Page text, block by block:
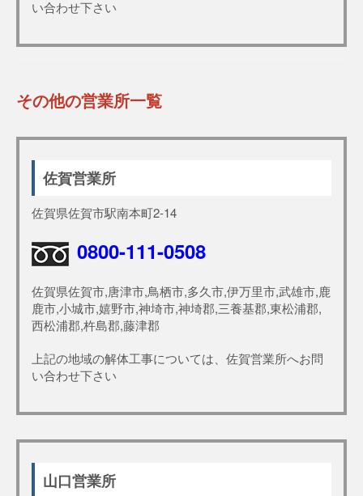
い合わせ下さい
その他の営業所一覧
佐賀営業所
佐賀県佐賀市駅南本町2-14
0800-111-0508
佐賀県佐賀市,唐津市,鳥栖市,多久市,伊万里市,武雄市,鹿
鹿市,小城市,嬉野市,神埼市,神埼郡,三養基郡,東松浦郡,
西松浦郡,杵島郡,藤津郡
上記の地域の解体工事については、佐賀営業所へお問
い合わせ下さい
山口営業所